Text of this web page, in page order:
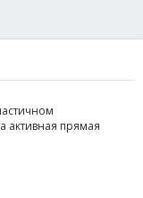
активная прямая